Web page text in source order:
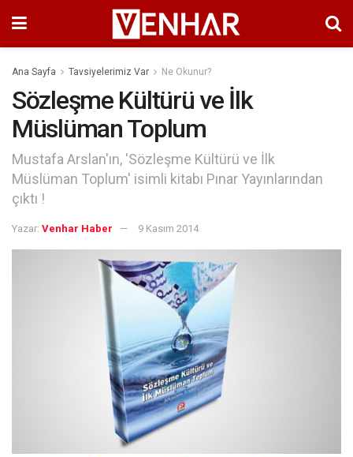
Ana Sayfa Tavsiyelerimiz Var Ne Okunur?
Sözleşme Kültürü ve İlk
Müslüman Toplum
Mustafa Arslan'ın, 'Sözleşme Kültürü ve İlk
Müslüman Toplum' isimli kitabı Pınar Yayınlarından
çıktı !
Yazar: Venhar Haber 9 Kasım 2014